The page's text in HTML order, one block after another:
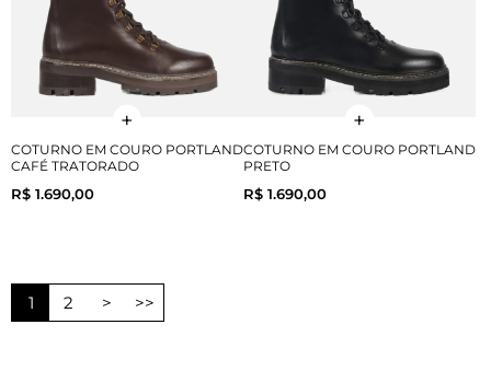
COTURNO EM COURO PORTLAND
CAFÉ TRATORADO
R$ 1.690,00
COTURNO EM COURO PORTLAND
PRETO
R$ 1.690,00
1 2 > >>